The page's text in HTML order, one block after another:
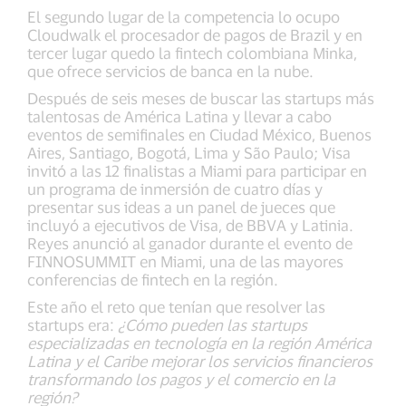
El segundo lugar de la competencia lo ocupo
Cloudwalk el procesador de pagos de Brazil y en
tercer lugar quedo la fintech colombiana Minka,
que ofrece servicios de banca en la nube.
Después de seis meses de buscar las startups más
talentosas de América Latina y llevar a cabo
eventos de semifinales en Ciudad México, Buenos
Aires, Santiago, Bogotá, Lima y São Paulo; Visa
invitó a las 12 finalistas a Miami para participar en
un programa de inmersión de cuatro días y
presentar sus ideas a un panel de jueces que
incluyó a ejecutivos de Visa, de BBVA y Latinia.
Reyes anunció al ganador durante el evento de
FINNOSUMMIT en Miami, una de las mayores
conferencias de fintech en la región.
Este año el reto que tenían que resolver las
startups era: ¿Cómo pueden las startups
especializadas en tecnología en la región América
Latina y el Caribe mejorar los servicios financieros
transformando los pagos y el comercio en la
región?